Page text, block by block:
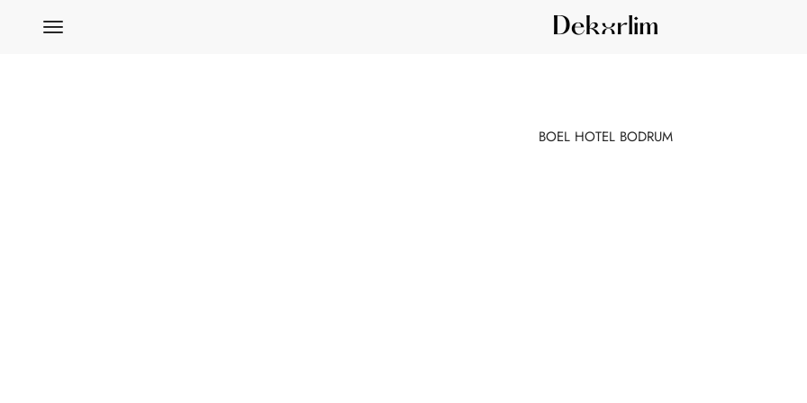
Navigasyon menüsünü aç
Dekorlim
BOEL HOTEL BODRUM